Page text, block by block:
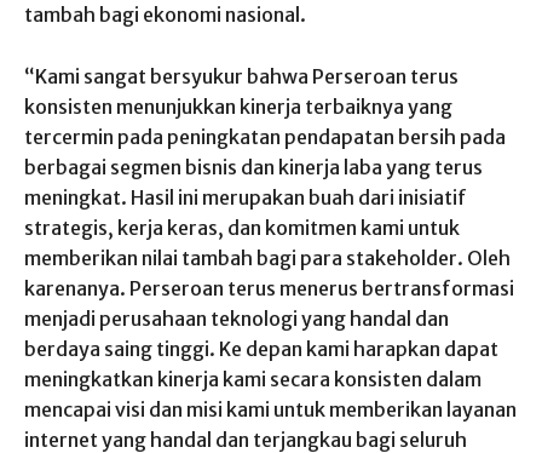
tambah bagi ekonomi nasional.
“Kami sangat bersyukur bahwa Perseroan terus
konsisten menunjukkan kinerja terbaiknya yang
tercermin pada peningkatan pendapatan bersih pada
berbagai segmen bisnis dan kinerja laba yang terus
meningkat. Hasil ini merupakan buah dari inisiatif
strategis, kerja keras, dan komitmen kami untuk
memberikan nilai tambah bagi para stakeholder. Oleh
karenanya. Perseroan terus menerus bertransformasi
menjadi perusahaan teknologi yang handal dan
berdaya saing tinggi. Ke depan kami harapkan dapat
meningkatkan kinerja kami secara konsisten dalam
mencapai visi dan misi kami untuk memberikan layanan
internet yang handal dan terjangkau bagi seluruh